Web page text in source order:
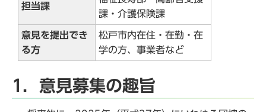
担当課
課・介護保険課
意見を提出でき
る方
松戸市内在住・在勤・在
学の方、事業者など
1．意見募集の趣旨